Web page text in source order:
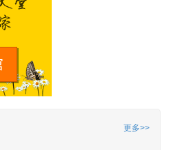
更多>>